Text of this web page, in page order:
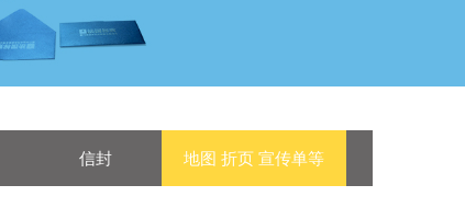
信封 地图 折页 宣传单等